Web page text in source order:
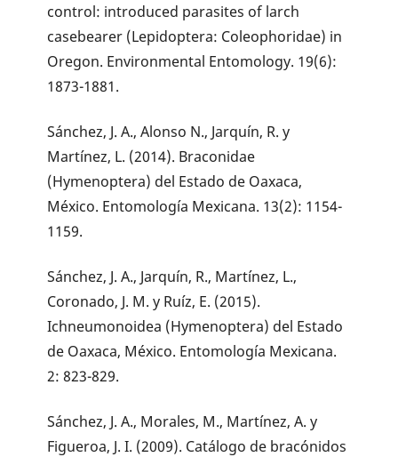
control: introduced parasites of larch
casebearer (Lepidoptera: Coleophoridae) in
Oregon. Environmental Entomology. 19(6):
1873-1881.
Sánchez, J. A., Alonso N., Jarquín, R. y
Martínez, L. (2014). Braconidae
(Hymenoptera) del Estado de Oaxaca,
México. Entomología Mexicana. 13(2): 1154-
1159.
Sánchez, J. A., Jarquín, R., Martínez, L.,
Coronado, J. M. y Ruíz, E. (2015).
Ichneumonoidea (Hymenoptera) del Estado
de Oaxaca, México. Entomología Mexicana.
2: 823-829.
Sánchez, J. A., Morales, M., Martínez, A. y
Figueroa, J. I. (2009). Catálogo de bracónidos